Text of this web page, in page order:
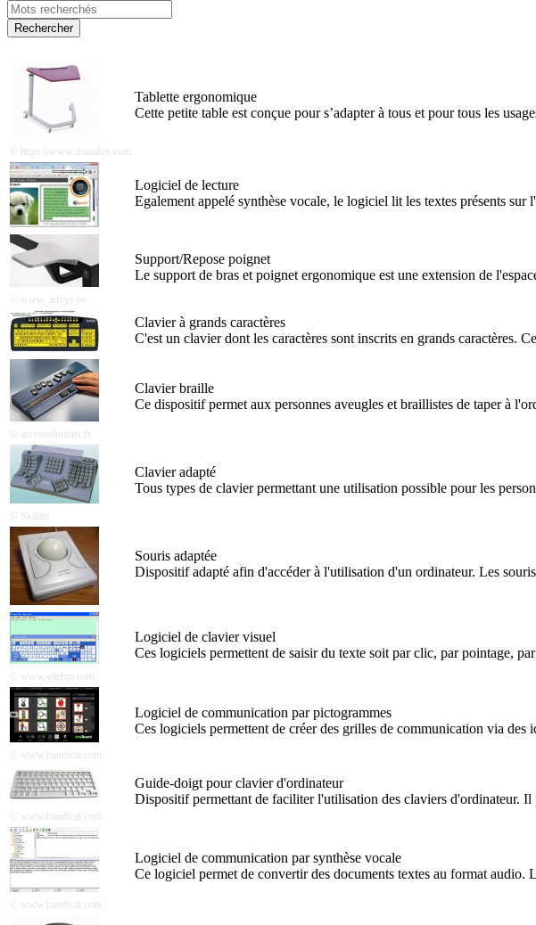
© https://www.domalys.com
Tablette ergonomique
Cette petite table est conçue pour s’adapter à tous et pour tous les
Logiciel de lecture
Egalement appelé synthèse vocale, le logiciel lit les textes présents sur
© www. advys.be
Support/Repose poignet
Le support de bras et poignet ergonomique est une extension de
Clavier à grands caractères
C'est un clavier dont les caractères sont inscrits en grands caractères.
© accessolutions.fr
Clavier braille
Ce dispositif permet aux personnes aveugles et braillistes de taper à
© Skilate
Clavier adapté
Tous types de clavier permettant une utilisation possible pour les
Souris adaptée
Dispositif adapté afin d'accéder à l'utilisation d'un ordinateur. Les
© www.sitebm.com
Logiciel de clavier visuel
Ces logiciels permettent de saisir du texte soit par clic, par pointage,
© www.handicat.com
Logiciel de communication par pictogrammes
Ces logiciels permettent de créer des grilles de communication via
© www.handicat.com
Guide-doigt pour clavier d'ordinateur
Dispositif permettant de faciliter l'utilisation des claviers d'ordinateur. Il
© www.handicat.com
Logiciel de communication par synthèse vocale
Ce logiciel permet de convertir des documents textes au format audio.